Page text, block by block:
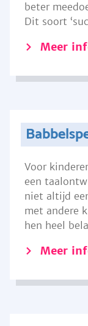
beter
Dit soort
Meer
Voor
een
niet altijd
met andere
hen heel
Meer